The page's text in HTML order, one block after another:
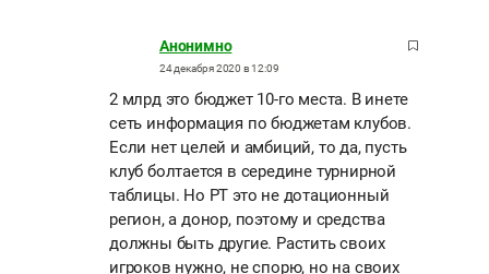
Анонимно
24 декабря 2020 в 12:09
2 млрд это бюджет 10-го места. В инете
сеть информация по бюджетам клубов.
Если нет целей и амбиций, то да, пусть
клуб болтается в середине турнирной
таблицы. Но РТ это не дотационный
регион, а донор, поэтому и средства
должны быть другие. Растить своих
игроков нужно, не спорю, но на своих